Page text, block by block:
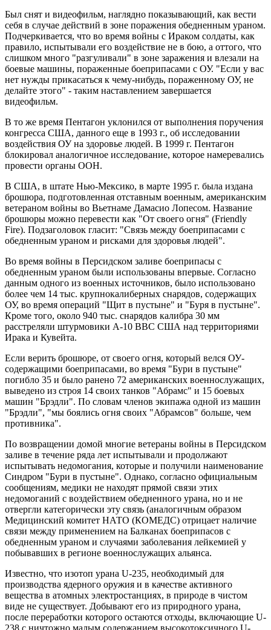
Был снят и видеофильм, наглядно показывающий, как вести
себя в случае действий в зоне поражения обедненным ураном.
Подчеркивается, что во время войны с Ираком солдаты, как
правило, испытывали его воздействие не в бою, а оттого, что
слишком много "разгуливали" в зоне заражения и влезали на
боевые машины, пораженные боеприпасами с ОУ. "Если у вас
нет нужды прикасаться к чему-нибудь, пораженному ОУ, не
делайте этого" - таким наставлением завершается
видеофильм.
В то же время Пентагон уклонился от выполнения поручения
конгресса США, данного еще в 1993 г., об исследовании
воздействия ОУ на здоровье людей. В 1999 г. Пентагон
блокировал аналогичное исследование, которое намеревались
провести органы ООН.
В США, в штате Нью-Мексико, в марте 1995 г. была издана
брошюра, подготовленная отставным военным, американским
ветераном войны во Вьетнаме Дамасио Лопесом. Название
брошюры можно перевести как "От своего огня" (Friendly
Fire). Подзаголовок гласит: "Связь между боеприпасами с
обедненным ураном и рисками для здоровья людей".
Во время войны в Персидском заливе боеприпасы с
обедненным ураном были использованы впервые. Согласно
данным одного из военных источников, было использовано
более чем 14 тыс. крупнокалиберных снарядов, содержащих
ОУ, во время операций "Щит в пустыне" и "Буря в пустыне".
Кроме того, около 940 тыс. снарядов калибра 30 мм
расстреляли штурмовики А-10 ВВС США над территориями
Ирака и Кувейта.
Если верить брошюре, от своего огня, который велся ОУ-
содержащими боеприпасами, во время "Бури в пустыне"
погибло 35 и было ранено 72 американских военнослужащих,
выведено из строя 14 своих танков "Абрамс" и 15 боевых
машин "Брэдли". По словам членов экипажа одной из машин
"Брэдли", "мы боялись огня своих "Абрамсов" больше, чем
противника".
По возвращении домой многие ветераны войны в Персидском
заливе в течение ряда лет испытывали и продолжают
испытывать недомогания, которые и получили наименование
Синдром "Бури в пустыне". Однако, согласно официальным
сообщениям, медики не находят прямой связи этих
недомоганий с воздействием обедненного урана, но и не
отвергли категорически эту связь (аналогичным образом
Медицинский комитет НАТО (КОМЕДС) отрицает наличие
связи между применением на Балканах боеприпасов с
обедненным ураном и случаями заболевания лейкемией у
побывавших в регионе военнослужащих альянса.
Известно, что изотоп урана U-235, необходимый для
производства ядерного оружия и в качестве активного
вещества в атомных электростанциях, в природе в чистом
виде не существует. Добывают его из природного урана,
после переработки которого остаются отходы, включающие U-
238 с ничтожно малым содержанием высокотоксичного U-